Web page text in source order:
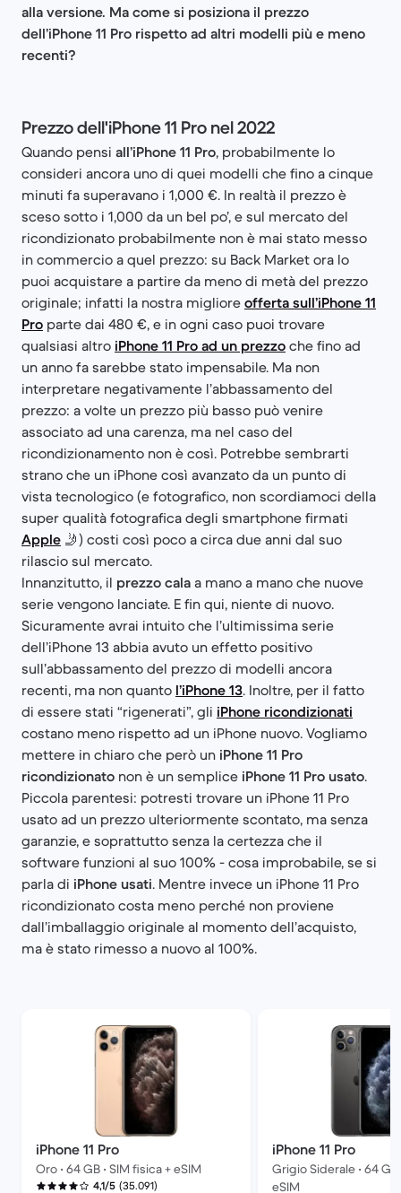
alla versione. Ma come si posiziona il prezzo
dell’iPhone 11 Pro rispetto ad altri modelli più e meno
recenti?
Prezzo dell'iPhone 11 Pro nel 2022
Quando pensi all’iPhone 11 Pro, probabilmente lo
consideri ancora uno di quei modelli che fino a cinque
minuti fa superavano i 1,000 €. In realtà il prezzo è
sceso sotto i 1,000 da un bel po’, e sul mercato del
ricondizionato probabilmente non è mai stato messo
in commercio a quel prezzo: su Back Market ora lo
puoi acquistare a partire da meno di metà del prezzo
originale; infatti la nostra migliore offerta sull’iPhone 11
Pro parte dai 480 €, e in ogni caso puoi trovare
qualsiasi altro iPhone 11 Pro ad un prezzo che fino ad
un anno fa sarebbe stato impensabile. Ma non
interpretare negativamente l’abbassamento del
prezzo: a volte un prezzo più basso può venire
associato ad una carenza, ma nel caso del
ricondizionamento non è così. Potrebbe sembrarti
strano che un iPhone così avanzato da un punto di
vista tecnologico (e fotografico, non scordiamoci della
super qualità fotografica degli smartphone firmati
Apple 🤳) costi così poco a circa due anni dal suo
rilascio sul mercato.
Innanzitutto, il prezzo cala a mano a mano che nuove
serie vengono lanciate. E fin qui, niente di nuovo.
Sicuramente avrai intuito che l’ultimissima serie
dell’iPhone 13 abbia avuto un effetto positivo
sull’abbassamento del prezzo di modelli ancora
recenti, ma non quanto l’iPhone 13. Inoltre, per il fatto
di essere stati “rigenerati”, gli iPhone ricondizionati
costano meno rispetto ad un iPhone nuovo. Vogliamo
mettere in chiaro che però un iPhone 11 Pro
ricondizionato non è un semplice iPhone 11 Pro usato.
Piccola parentesi: potresti trovare un iPhone 11 Pro
usato ad un prezzo ulteriormente scontato, ma senza
garanzie, e soprattutto senza la certezza che il
software funzioni al suo 100% - cosa improbabile, se si
parla di iPhone usati. Mentre invece un iPhone 11 Pro
ricondizionato costa meno perché non proviene
dall’imballaggio originale al momento dell’acquisto,
ma è stato rimesso a nuovo al 100%.
iPhone 11 Pro
Oro • 64 GB • SIM fisica + eSIM
4,1/5 (35.091)
iPhone 11 Pro
Grigio Siderale • 64 GB
eSIM